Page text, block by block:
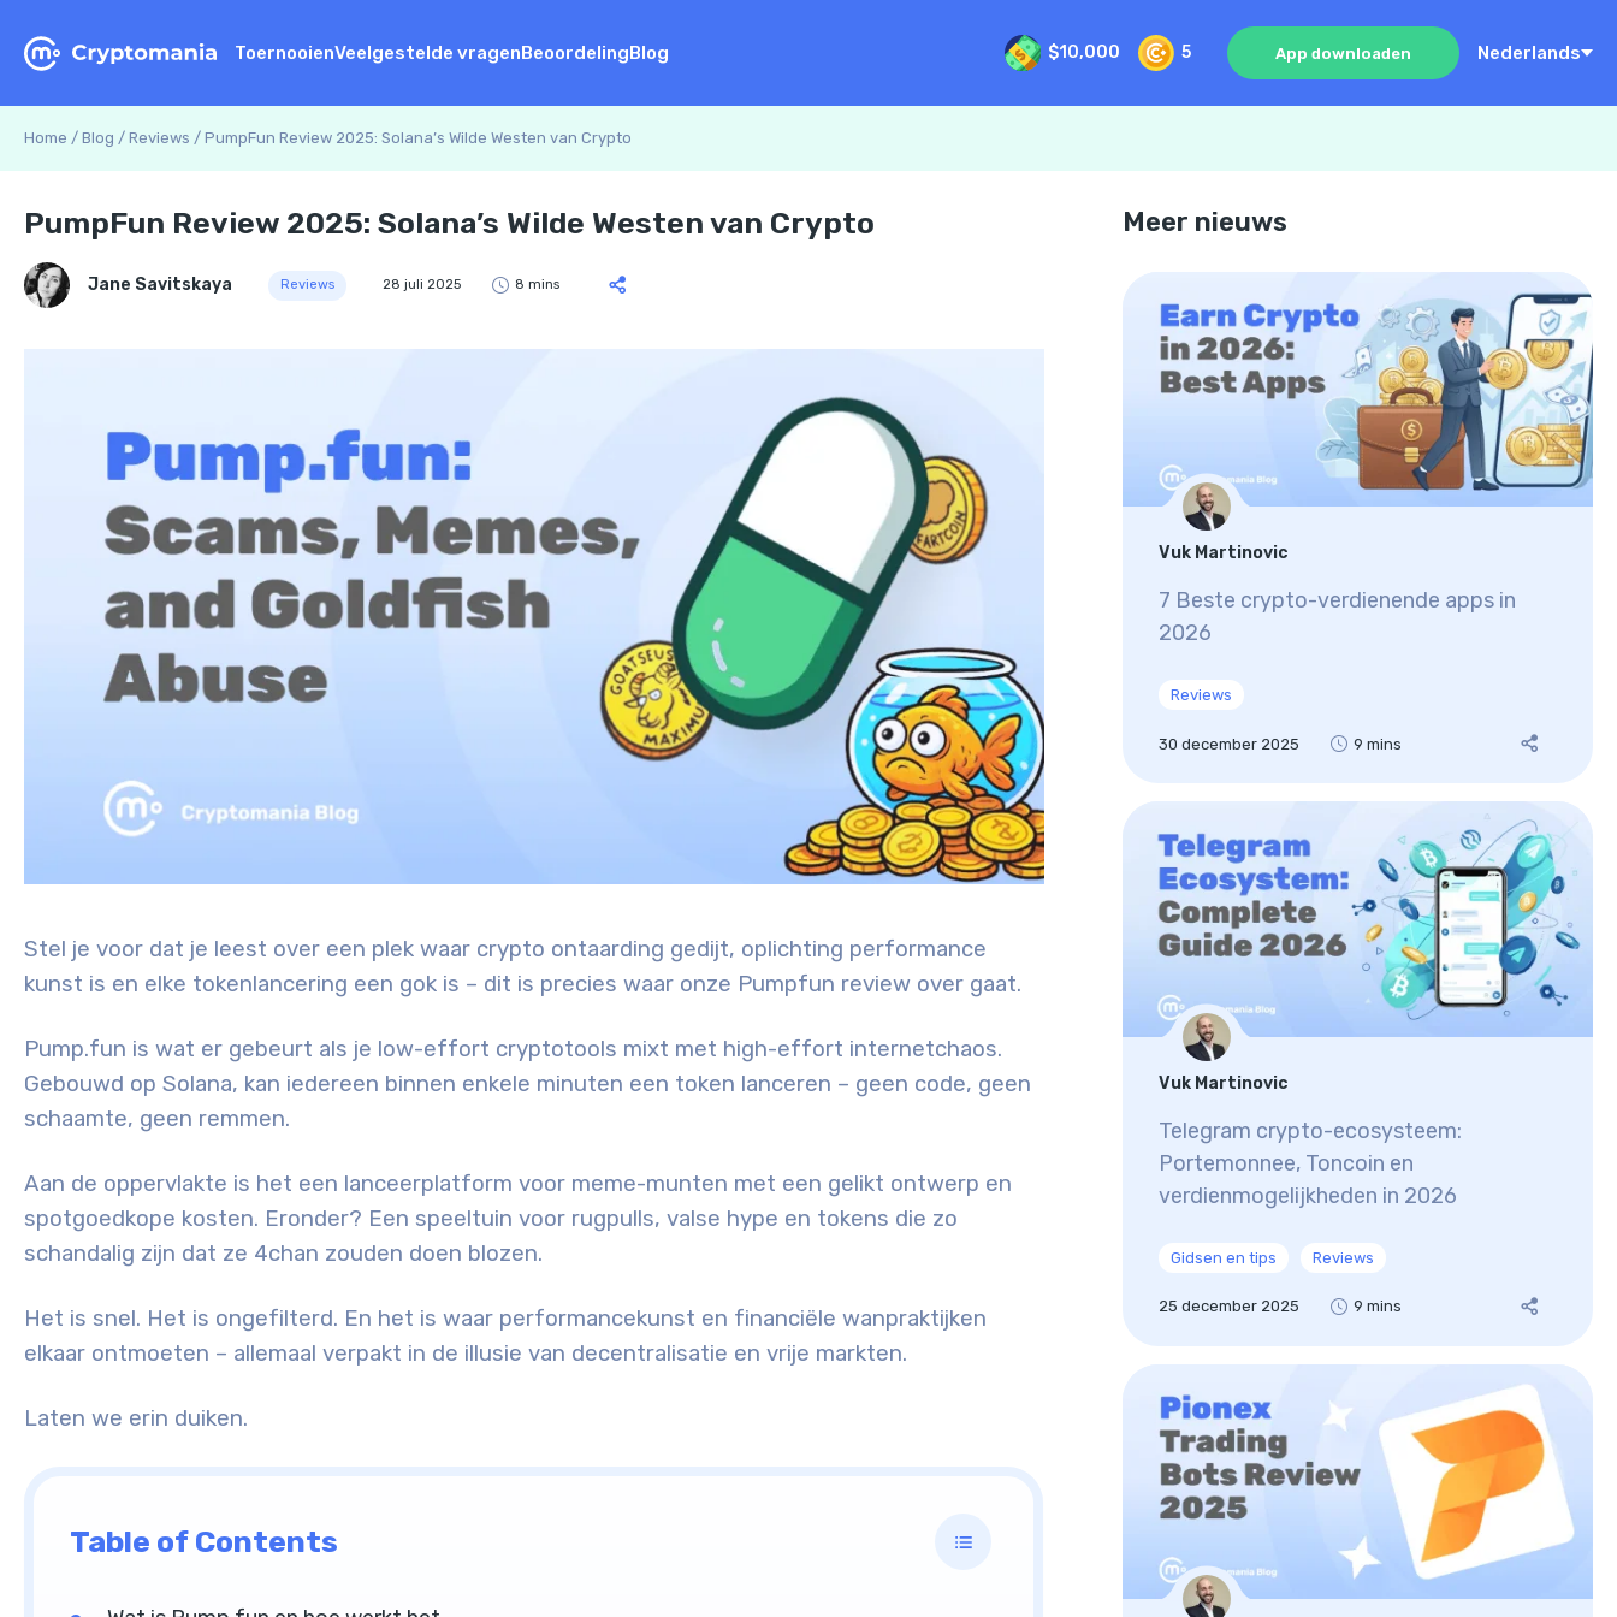
ToernooienVeelgestelde vragenBeoordelingBlog $10,000 5 App downloaden Nederlands
Home / Blog / Reviews / PumpFun Review 2025: Solana’s Wilde Westen van Crypto
PumpFun Review 2025: Solana’s Wilde Westen van Crypto
Jane Savitskaya Reviews 28 juli 2025 8 mins
Stel je voor dat je leest over een plek waar crypto ontaarding gedijt, oplichting performance
kunst is en elke tokenlancering een gok is – dit is precies waar onze Pumpfun review over gaat.
Pump.fun is wat er gebeurt als je low-effort cryptotools mixt met high-effort internetchaos.
Gebouwd op Solana, kan iedereen binnen enkele minuten een token lanceren – geen code, geen
schaamte, geen remmen.
Aan de oppervlakte is het een lanceerplatform voor meme-munten met een gelikt ontwerp en
spotgoedkope kosten. Eronder? Een speeltuin voor rugpulls, valse hype en tokens die zo
schandalig zijn dat ze 4chan zouden doen blozen.
Het is snel. Het is ongefilterd. En het is waar performancekunst en financiële wanpraktijken
elkaar ontmoeten – allemaal verpakt in de illusie van decentralisatie en vrije markten.
Laten we erin duiken.
Table of Contents
Meer nieuws
Vuk Martinovic
7 Beste crypto-verdienende apps in
2026
Reviews
30 december 2025 9 mins
Vuk Martinovic
Telegram crypto-ecosysteem:
Portemonnee, Toncoin en
verdienmogelijkheden in 2026
Gidsen en tips Reviews
25 december 2025 9 mins